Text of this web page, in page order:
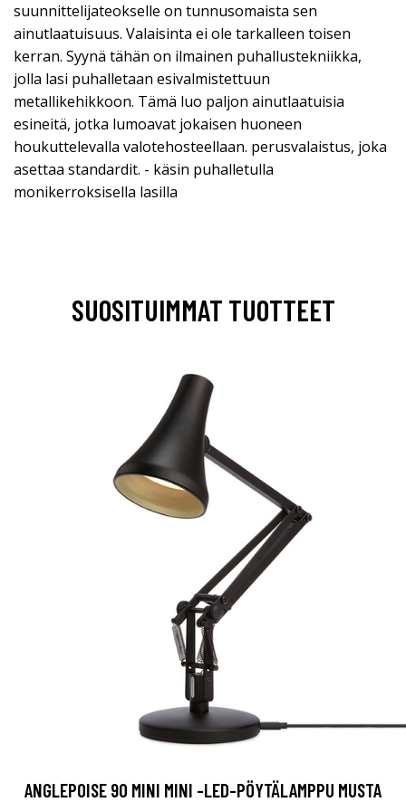
suunnittelijateokselle on tunnusomaista sen
ainutlaatuisuus. Valaisinta ei ole tarkalleen toisen
kerran. Syynä tähän on ilmainen puhallustekniikka,
jolla lasi puhalletaan esivalmistettuun
metallikehikkoon. Tämä luo paljon ainutlaatuisia
esineitä, jotka lumoavat jokaisen huoneen
houkuttelevalla valotehosteellaan. perusvalaistus, joka
asettaa standardit. - käsin puhalletulla
monikerroksisella lasilla
SUOSITUIMMAT TUOTTEET
ANGLEPOISE 90 MINI MINI -LED-PÖYTÄLAMPPU MUSTA